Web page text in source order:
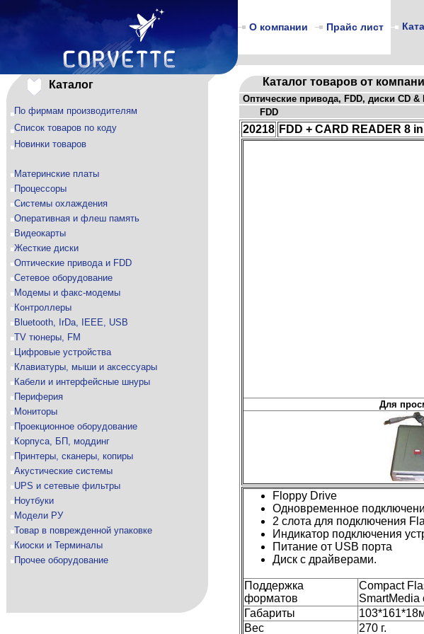
О компании Прайс лист
Каталог
По фирмам производителям
Список товаров по коду
Новинки товаров
Материнские платы
Процессоры
Системы охлаждения
Оперативная и флеш память
Видеокарты
Жесткие диски
Оптические привода и FDD
Сетевое оборудование
Модемы и факс-модемы
Контроллеры
Bluetooth, IrDa, IEEE, USB
TV тюнеры, FM
Цифровые устройства
Клавиатуры, мыши и аксессуары
Кабели и интерфейсные шнуры
Периферия
Мониторы
Проекционное оборудование
Корпуса, БП, моддинг
Принтеры, сканеры, копиры
Акустические системы
UPS и сетевые фильтры
Ноутбуки
Модели РУ
Товар в поврежденной упаковке
Киоски и Терминалы
Прочее оборудование
Каталог товаров от
Оптические привода, FDD, диски CD &
FDD
20218 FDD + CARD READER 8
Для
Floppy Drive
Одновременное
2 слота для подключения
Индикатор подключения
Питание от USB порта
Диск с драйверами.
Поддержка
форматов
Compact
SmartMedia
Габариты
Вес
270 г.